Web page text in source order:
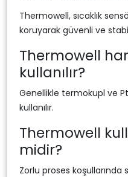
Thermowell, sıcaklık
koruyarak güvenli ve
Thermowell
kullanılır?
Genellikle termokupl ve
kullanılır.
Thermowell
midir?
Zorlu proses koşullarında